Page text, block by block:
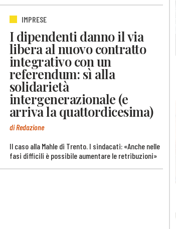
IMPRESE
I dipendenti danno il via
libera al nuovo contratto
integrativo con un
referendum: sì alla
solidarietà
intergenerazionale (e
arriva la quattordicesima)
di Redazione
Il caso alla Mahle di Trento. I sindacati: «Anche nelle
fasi difficili è possibile aumentare le retribuzioni»